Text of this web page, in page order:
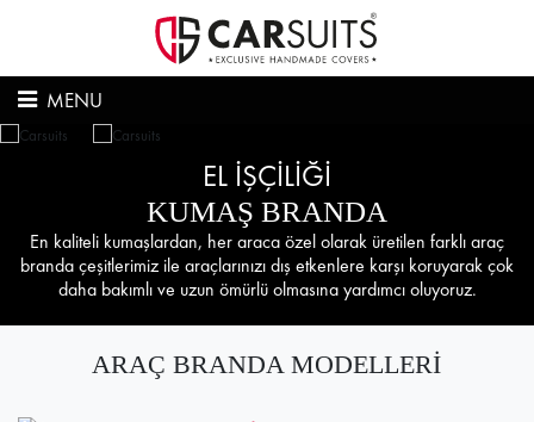
MENU
EL İŞÇİLİĞİ
KUMAŞ BRANDA
En kaliteli kumaşlardan, her araca özel olarak üretilen farklı araç
branda çeşitlerimiz ile araçlarınızı dış etkenlere karşı koruyarak çok
daha bakımlı ve uzun ömürlü olmasına yardımcı oluyoruz.
ARAÇ BRANDA MODELLERİ